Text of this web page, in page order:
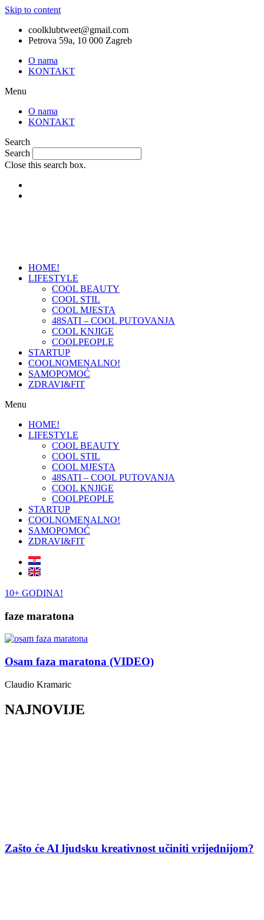
Skip to content
coolklubtweet@gmail.com
Petrova 59a, 10 000 Zagreb
O nama
KONTAKT
Menu
O nama
KONTAKT
Search
Search
Close this search box.
HOME!
LIFESTYLE
COOL BEAUTY
COOL STIL
COOL MJESTA
48SATI – COOL PUTOVANJA
COOL KNJIGE
COOLPEOPLE
STARTUP
COOLNOMENALNO!
SAMOPOMOĆ
ZDRAVI&FIT
Menu
HOME!
LIFESTYLE
COOL BEAUTY
COOL STIL
COOL MJESTA
48SATI – COOL PUTOVANJA
COOL KNJIGE
COOLPEOPLE
STARTUP
COOLNOMENALNO!
SAMOPOMOĆ
ZDRAVI&FIT
10+ GODINA!
faze maratona
Osam faza maratona (VIDEO)
Claudio Kramaric
NAJNOVIJE
Zašto će AI ljudsku kreativnost učiniti vrijednijom?